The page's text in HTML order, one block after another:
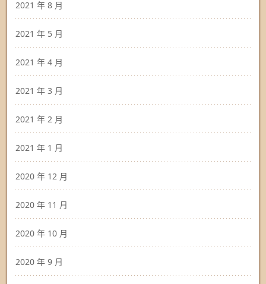
2021 年 8 月
2021 年 5 月
2021 年 4 月
2021 年 3 月
2021 年 2 月
2021 年 1 月
2020 年 12 月
2020 年 11 月
2020 年 10 月
2020 年 9 月